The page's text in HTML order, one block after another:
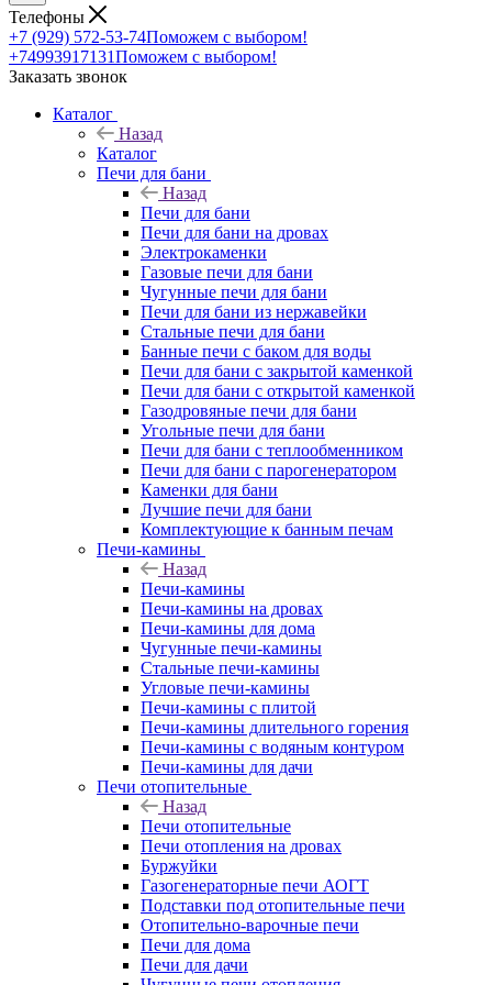
Телефоны
+7 (929) 572-53-74Поможем с выбором!
+74993917131Поможем с выбором!
Заказать звонок
Каталог
Назад
Каталог
Печи для бани
Назад
Печи для бани
Печи для бани на дровах
Электрокаменки
Газовые печи для бани
Чугунные печи для бани
Печи для бани из нержавейки
Стальные печи для бани
Банные печи с баком для воды
Печи для бани с закрытой каменкой
Печи для бани с открытой каменкой
Газодровяные печи для бани
Угольные печи для бани
Печи для бани с теплообменником
Печи для бани с парогенератором
Каменки для бани
Лучшие печи для бани
Комплектующие к банным печам
Печи-камины
Назад
Печи-камины
Печи-камины на дровах
Печи-камины для дома
Чугунные печи-камины
Стальные печи-камины
Угловые печи-камины
Печи-камины с плитой
Печи-камины длительного горения
Печи-камины с водяным контуром
Печи-камины для дачи
Печи отопительные
Назад
Печи отопительные
Печи отопления на дровах
Буржуйки
Газогенераторные печи АОГТ
Подставки под отопительные печи
Отопительно-варочные печи
Печи для дома
Печи для дачи